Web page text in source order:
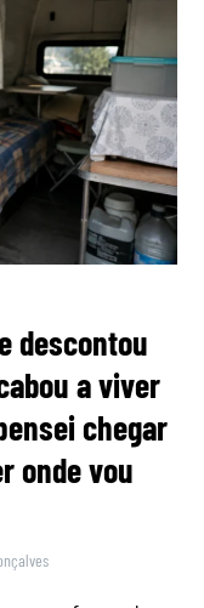
descontou
a viver
chegar
onde vou